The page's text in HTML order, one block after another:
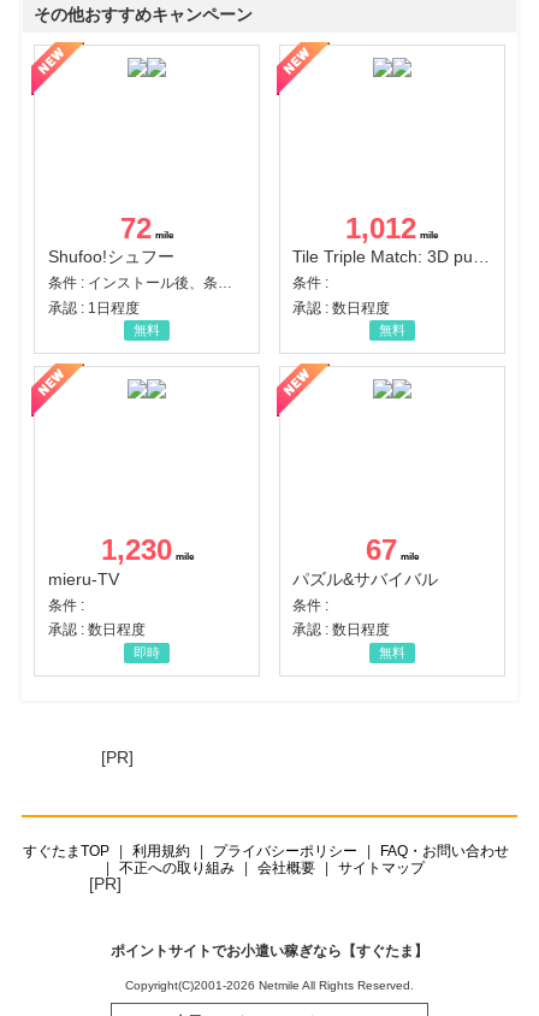
その他おすすめキャンペーン
72
Shufoo!シュフー
条件 : インストール後、条件達成
承認 : 1日程度
無料
1,012
Tile Triple Match: 3D puzzle
条件 :
承認 : 数日程度
無料
1,230
mieru-TV
条件 :
承認 : 数日程度
即時
67
パズル&サバイバル
条件 :
承認 : 数日程度
無料
[PR]
すぐたまTOP 利用規約 プライバシーポリシー
FAQ・お問い合わせ
不正への取り組み
会社概要 サイトマップ
[PR]
ポイントサイトでお小遣い稼ぎなら【すぐたま】
Copyright(C)2001-2026 Netmile All Rights Reserved.